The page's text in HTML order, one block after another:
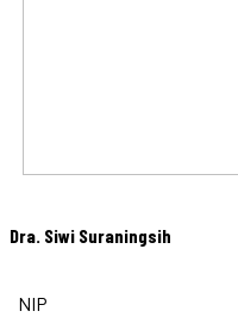
Dra. Siwi Suraningsih
NIP